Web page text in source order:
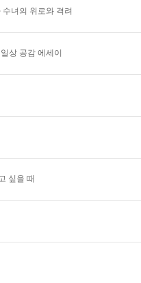
녀의 위로와 격려
상 공감 에세이
싶을 때